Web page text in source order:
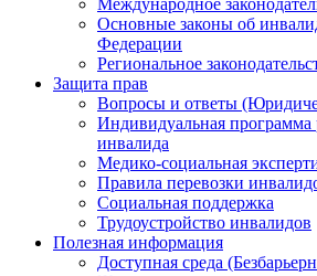
Основные законы об
Федерации
Региональное
Защита прав
Вопросы и ответы
Индивидуальная программа
инвалида
Медико-социальная
Правила перевозки
Социальная поддержка
Трудоустройство инвалидов
Полезная информация
Доступная среда